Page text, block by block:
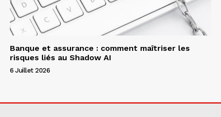
Banque et assurance : comment maîtriser les
risques liés au Shadow AI
6 Juillet 2026